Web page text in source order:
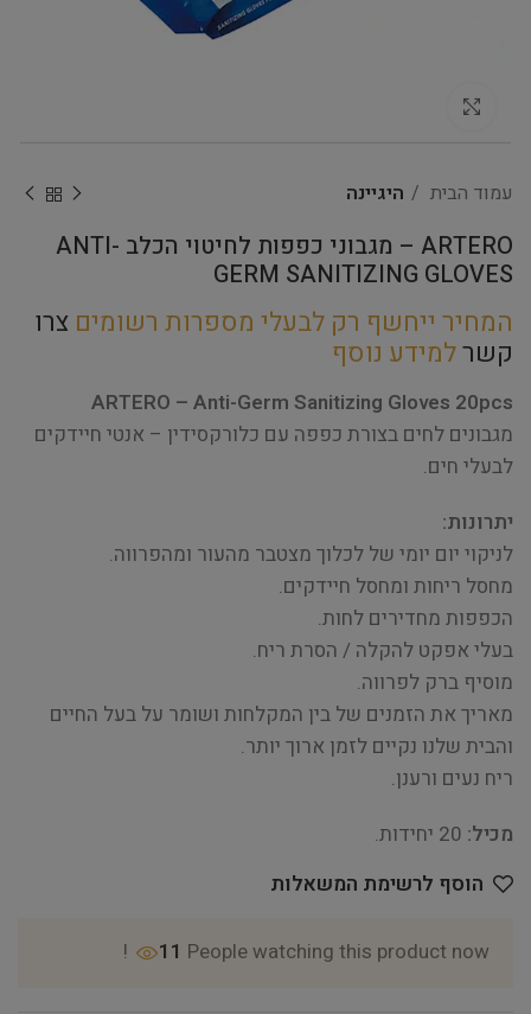
עמוד הבית היגיינה
ARTERO – מגבוני כפפות לחיטוי הכלב ANTI-
GERM SANITIZING GLOVES
המחיר ייחשף רק לבעלי מספרות רשומים צרו
קשרלמידע נוסף
ARTERO – Anti-Germ Sanitizing Gloves 20pcs
מגבונים לחים בצורת כפפה עם כלורקסידין – אנטי חיידקים
לבעלי חים.
יתרונות:
לניקוי יום יומי של לכלוך מצטבר מהעור ומהפרווה.
מחסל ריחות ומחסל חיידקים.
הכפפות מחדירים לחות.
בעלי אפקט להקלה / הסרת ריח.
מוסיף ברק לפרווה.
מאריך את הזמנים של בין המקלחות ושומר על בעל החיים
והבית שלנו נקיים לזמן ארוך יותר.
ריח נעים ורענן.
מכיל: 20 יחידות.
הוסף לרשימת המשאלות
11 People watching this product now!